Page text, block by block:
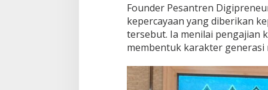
Founder Pesantren
kepercayaan yang diberikan
tersebut. Ia menilai pengajian
membentuk karakter generasi